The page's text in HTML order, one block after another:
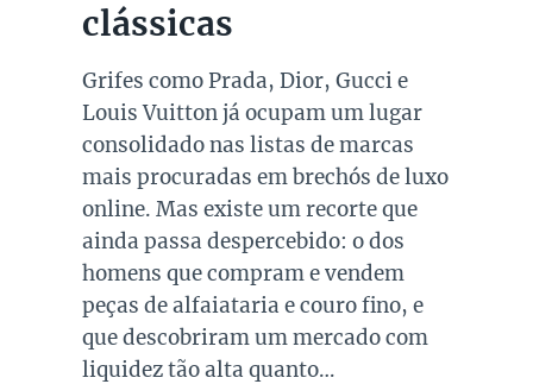
clássicas
Grifes como Prada, Dior, Gucci e
Louis Vuitton já ocupam um lugar
consolidado nas listas de marcas
mais procuradas em brechós de luxo
online. Mas existe um recorte que
ainda passa despercebido: o dos
homens que compram e vendem
peças de alfaiataria e couro fino, e
que descobriram um mercado com
liquidez tão alta quanto…